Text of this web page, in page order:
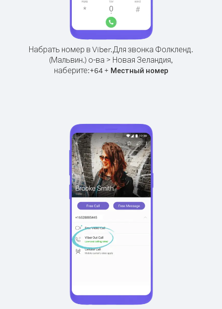
Набрать номер в Viber.Для звонка Фолкленд.
(Мальвин.) о-ва > Новая Зеландия,
наберите:+64+ Местный номер